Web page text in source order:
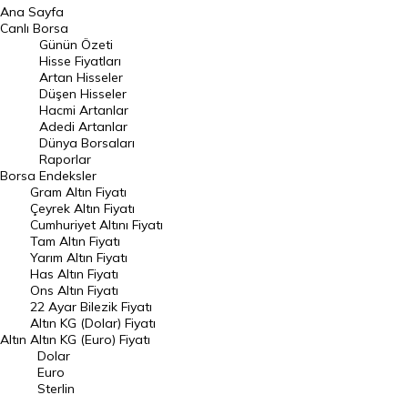
BIST 100 Hisseleri
En Çok Artan Hisseler
En Çok Düşen Hisseler
Hacmi Artanlar
Geçmiş Kapanışlar
Dünya Borsaları
Raporlar
Endeksler
DÖVİZ
Döviz Kuru
Dolar Kuru
Euro Kuru
Pound Kuru
Ana Sayfa
Canlı Borsa
Borsa
Günün Özeti
Hisse Fiyatları
Artan Hisseler
Düşen Hisseler
Hacmi Artanlar
Adedi Artanlar
Dünya Borsaları
Raporlar
Endeksler
Altın
Gram Altın Fiyatı
Çeyrek Altın Fiyatı
Cumhuriyet Altını Fiyatı
Tam Altın Fiyatı
Yarım Altın Fiyatı
Has Altın Fiyatı
Ons Altın Fiyatı
22 Ayar Bilezik Fiyatı
Altın KG (Dolar) Fiyatı
Altın KG (Euro) Fiyatı
Dolar
Euro
Sterlin